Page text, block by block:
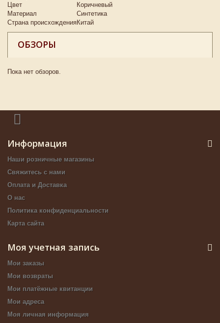
Цвет
Коричневый
Материал
Синтетика
Страна происхожденияКитай
ОБЗОРЫ
Пока нет обзоров.
Информация
Наши розничные магазины
Свяжитесь с нами
Оплата и Доставка
О нас
Политика конфиденциальности
Карта сайта
Моя учетная запись
Мои заказы
Мои возвраты
Мои платёжные квитанции
Мои адреса
Моя личная информация